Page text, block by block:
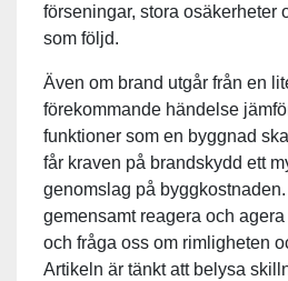
förseningar, stora osäkerheter
som följd.
Även om brand utgår från en
förekommande händelse
funktioner som en byggnad
får kraven på brandskydd ett
genomslag på
gemensamt reagera och
och fråga oss om rimligheten
Artikeln är tänkt att belysa